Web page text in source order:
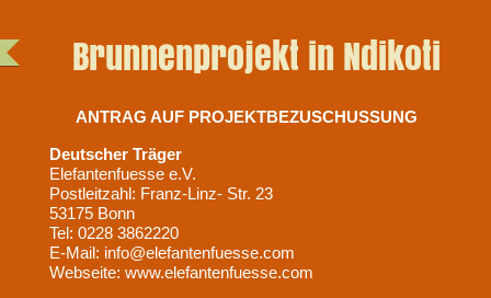
Brunnenprojekt in Ndikoti
ANTRAG AUF PROJEKTBEZUSCHUSSUNG
Deutscher Träger
Elefantenfuesse e.V.
Postleitzahl: Franz-Linz- Str. 23
53175 Bonn
Tel: 0228 3862220
E-Mail: info@elefantenfuesse.com
Webseite: www.elefantenfuesse.com